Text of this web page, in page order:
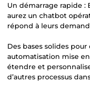
Un démarrage rapide :
aurez un chatbot
répond à leurs
Des bases solides
automatisation mise
étendre et
d’autres processus